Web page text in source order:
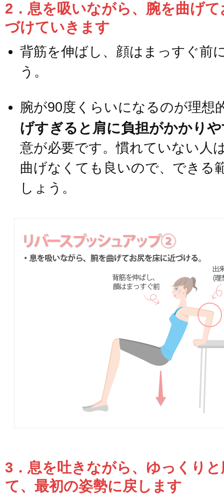
2．息を吸いながら、腕を曲げ
づけていきます
背筋を伸ばし、顔はまっすぐ前
う。
腕が90度くらいになるのが理想
げすぎると肩に負担がかかり
意が必要です。慣れていない人
曲げなくても良いので、できる
しょう。
3．息を吐きながら、ゆっくり
て、最初の姿勢に戻します